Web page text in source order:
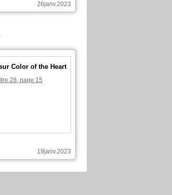
26janv.2023
Color of the Heart
28, page 15
19janv.2023